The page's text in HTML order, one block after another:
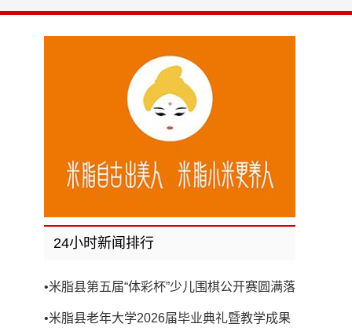
24小时新闻排行
•米脂县第五届“体彩杯”少儿围棋公开赛圆满落
•米脂县老年大学2026届毕业典礼暨教学成果